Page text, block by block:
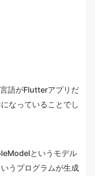
語がFlutterアプリだ
なっていることでし
というモデル
うプログラムが生成